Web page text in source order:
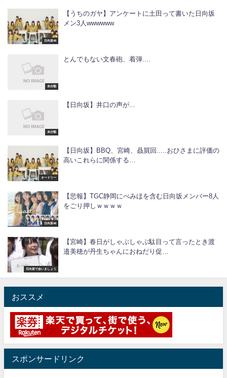
日向坂46
【うちのガヤ】アンケートに土田って書いた日向坂
メン3人wwwwww
未分類
とんでもない文春砲、着弾....
未分類
【日向坂】井口の声が...
オードリー
【日向坂】BBQ、宮崎、贔屓回.....おひさまに評価の
高いこれらに関係する…
日向坂46
【悲報】TGC静岡にべみほを含む日向坂メンバー8人
をごり押しｗｗｗｗ
日向坂で会いましょう
【宮崎】春日がしゃぶしゃぶ駄目って言ったとき渡
邉美穂が丹生ちゃんにおねだり促…
おススメ
スポンサードリンク